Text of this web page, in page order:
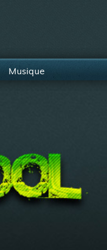
Musique